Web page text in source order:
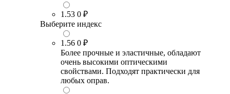
1.53 0 ₽
Выберите индекс
1.56 0 ₽
Более прочные и эластичные, обладают
очень высокими оптическими
свойствами. Подходят практически для
любых оправ.